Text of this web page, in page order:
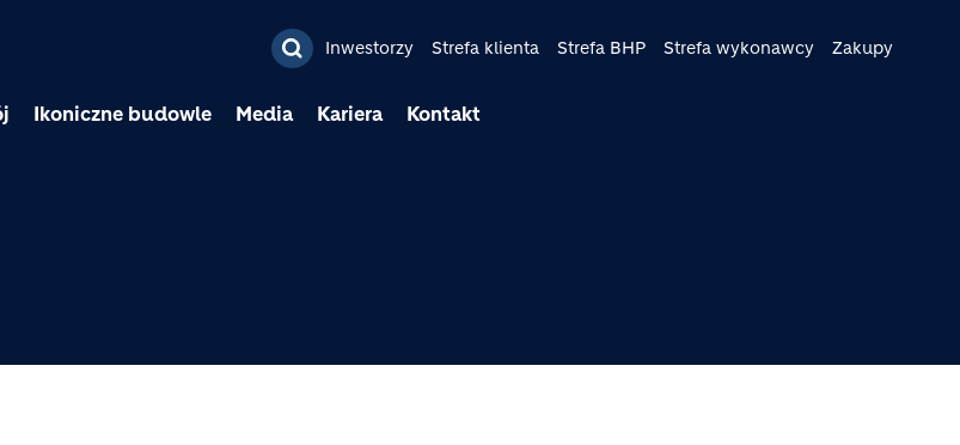
Przejdź do treści
Inwestorzy Strefa klienta Strefa BHP Strefa wykonawcy Zakupy
Ikoniczne budowle Media Kariera Kontakt